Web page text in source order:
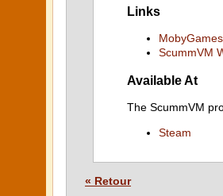
Links
MobyGames
ScummVM
Available At
The ScummVM
Steam
« Retour